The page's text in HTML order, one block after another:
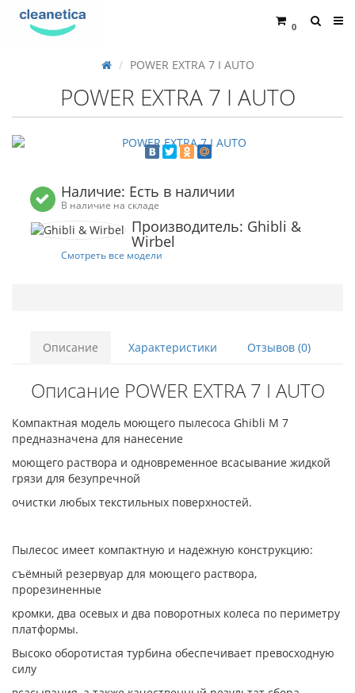
0
POWER EXTRA 7 I AUTO
POWER EXTRA 7 I AUTO
Наличие: Есть в наличии
В наличие на складе
Производитель: Ghibli &
Wirbel
Смотреть все модели
Описание Характеристики Отзывов (0)
Описание POWER EXTRA 7 I AUTO
Компактная модель моющего пылесоса Ghibli M 7
предназначена для нанесение
моющего раствора и одновременное всасывание жидкой
грязи для безупречной
очистки любых текстильных поверхностей.
Пылесос имеет компактную и надежную конструкцию:
съёмный резервуар для моющего раствора,
прорезиненные
кромки, два осевых и два поворотных колеса по периметру
платформы.
Высоко оборотистая турбина обеспечивает превосходную
силу